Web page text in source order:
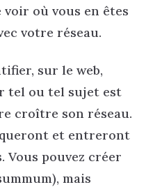
où vous en êtes
votre réseau.
sur le web,
tel ou tel sujet est
croître son réseau.
et entreront
Vous pouvez créer
mais